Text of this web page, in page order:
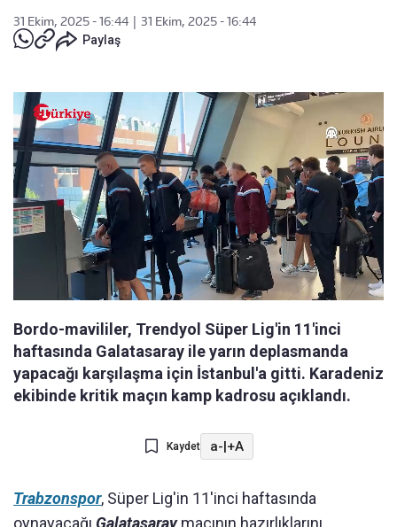
31 Ekim, 2025 - 16:44
31 Ekim, 2025 - 16:44
Paylaş
Bordo-mavililer, Trendyol Süper Lig'in 11'inci
haftasında Galatasaray ile yarın deplasmanda
yapacağı karşılaşma için İstanbul'a gitti. Karadeniz
ekibinde kritik maçın kamp kadrosu açıklandı.
Kaydet a-|+A
Trabzonspor, Süper Lig'in 11'inci haftasında
oynayacağı Galatasaraymaçının hazırlıklarını